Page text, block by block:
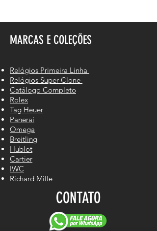
MARCAS E COLEÇÕES
Relógios Primeira Linha
Relógios Super Clone
Catálogo Completo
Rolex
Tag Heuer
Panerai
Omega
Breitling
Hublot
Cartier
IWC
Richard Mille
CONTATO